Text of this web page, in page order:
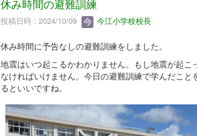
休み時間の避難訓練
投稿日時 : 2024/10/09 今江小学校校長
休み時間に予告なしの避難訓練をしました。
地震はいつ起こるかわかりません。もし地震が起こ
なければいけません。今日の避難訓練で学んだこと
るといいですね。